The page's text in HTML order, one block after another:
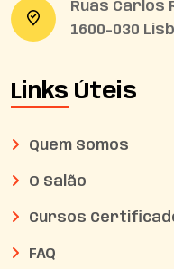
Ruas Carlos
1600-030
Links Úteis
Quem Somos
O Salão
Cursos
FAQ